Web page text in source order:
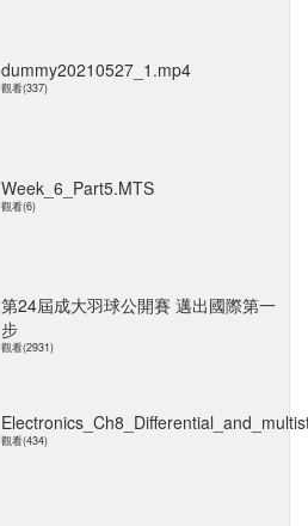
dummy20210527_1.mp4
觀看(337)
Week_6_Part5.MTS
觀看(6)
第24屆成大羽球公開賽 邁出國際第一
步
觀看(2931)
觀看(434)